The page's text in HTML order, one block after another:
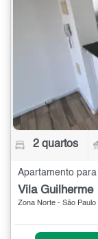
2 quartos
Vila Guilherme
Zona Norte - São Paulo